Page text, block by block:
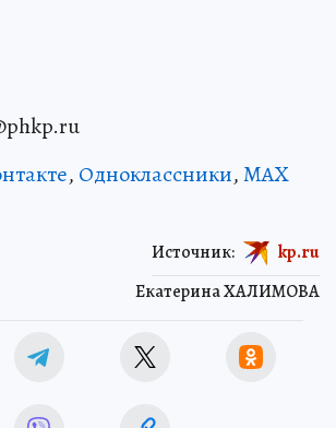
, Одноклассники,MAX
Екатерина ХАЛИМОВА
Источник: kp.ru